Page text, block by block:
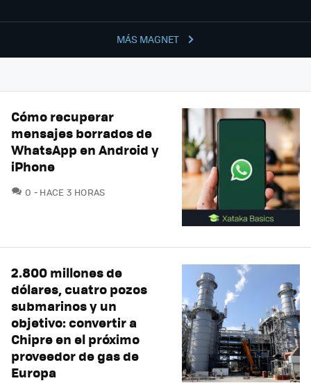
MÁS MAGNET
Cómo recuperar
mensajes borrados de
WhatsApp en Android y
iPhone
0 COMENTARIOS
HACE 3 HORAS
2.800 millones de
dólares, cuatro pozos
submarinos y un
objetivo: convertir a
Chipre en el próximo
proveedor de gas de
Europa